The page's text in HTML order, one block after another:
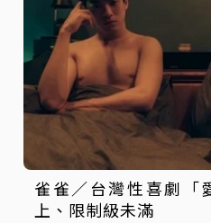
雀雀／台灣性喜劇「
上、限制級未滿